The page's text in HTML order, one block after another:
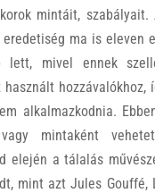
mintáit,
ma is eleven
lett, mivel ennek
alkalmazkodnia.
mintaként
elején a tálalás
mint azt Jules